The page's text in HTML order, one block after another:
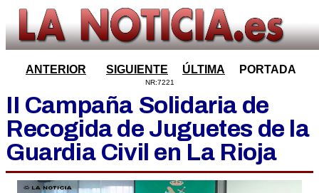
ANTERIOR SIGUIENTE ÚLTIMA PORTADA
NR:7221
II Campaña Solidaria de
Recogida de Juguetes de la
Guardia Civil en La Rioja